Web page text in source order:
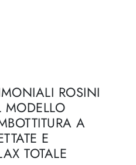
ROSINI
MODELLO
A
E
TOTALE